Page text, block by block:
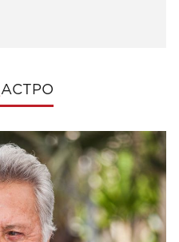
АСТРО